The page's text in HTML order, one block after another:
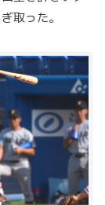
取った。